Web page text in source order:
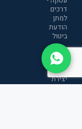
דרכים
למתן
הודעת
ביטול
מדיניות
הפרטיות
יצירת